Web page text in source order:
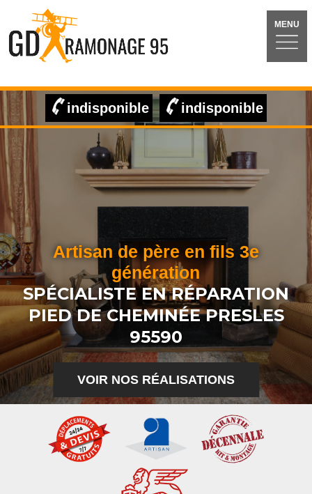
MENU
indisponible indisponible
Artisan de père en fils 3e
génération
SPÉCIALISTE EN RÉPARATION
PIED DE CHEMINÉE PRESLES
95590
VOIR NOS RÉALISATIONS